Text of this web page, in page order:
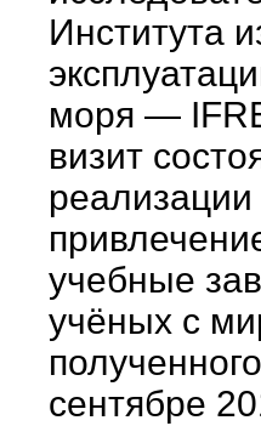
Института
моря —
визит
реализации
учебные
учёных с
сентябре